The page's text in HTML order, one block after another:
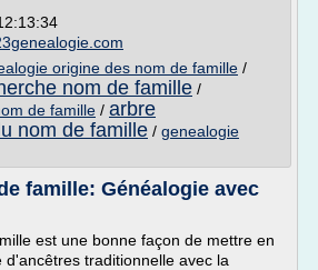
origine des nom de famille /
nom de famille /
de famille / arbre
nom de famille / genealogie
famille: Généalogie avec
est une bonne façon de mettre en
d'ancêtres traditionnelle avec la